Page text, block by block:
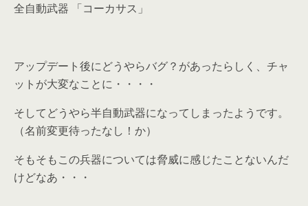
全自動武器 「コーカサス」
アップデート後にどうやらバグ？があったらしく、チャ
ットが大変なことに・・・・
そしてどうやら半自動武器になってしまったようです。
（名前変更待ったなし！か）
そもそもこの兵器については脅威に感じたことないんだ
けどなあ・・・